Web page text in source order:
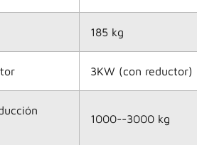
185 kg
3KW (con reductor)
1000--3000 kg